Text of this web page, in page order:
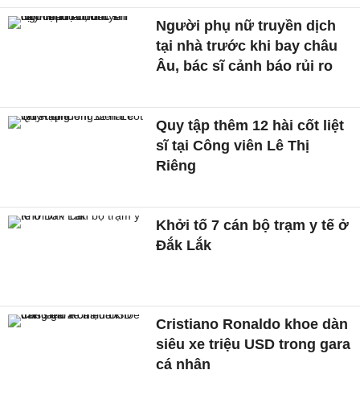
Người phụ nữ truyền dịch
tại nhà trước khi bay châu
Âu, bác sĩ cảnh báo rủi ro
Quy tập thêm 12 hài cốt liệt
sĩ tại Công viên Lê Thị
Riêng
Khởi tố 7 cán bộ trạm y tế ở
Đắk Lắk
Cristiano Ronaldo khoe dàn
siêu xe triệu USD trong gara
cá nhân